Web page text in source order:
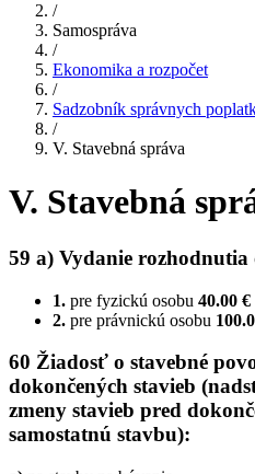
/
Samospráva
/
Ekonomika a rozpočet
/
Sadzobník správnych
/
V. Stavebná správa
V. Stavebná
59 a) Vydanie rozhodnutia
1. pre fyzickú osobu 40.00 €
2. pre právnickú osobu
60 Žiadosť o stavebné
dokončených stavieb
zmeny stavieb pred
samostatnú stavbu):